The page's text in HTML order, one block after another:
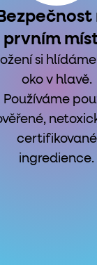
Bezpečnost
prvním
si
oko v hlavě.
Používáme
certifikované
ingredience.